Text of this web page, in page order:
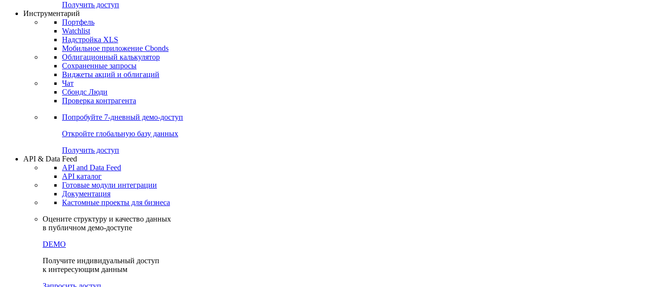
Получить доступ
Инструментарий
Портфель
Watchlist
Надстройка XLS
Мобильное приложение Cbonds
Облигационный калькулятор
Сохраненные запросы
Виджеты акций и облигаций
Чат
Сбондс Люди
Проверка контрагента
Попробуйте 7-дневный демо-доступ
Откройте глобальную базу данных
Получить доступ
API & Data Feed
API and Data Feed
API каталог
Готовые модули интеграции
Документация
Кастомные проекты для бизнеса
Оцените структуру и качество данных
в публичном демо-доступе
DEMO
Получите индивидуальный доступ
к интересующим данным